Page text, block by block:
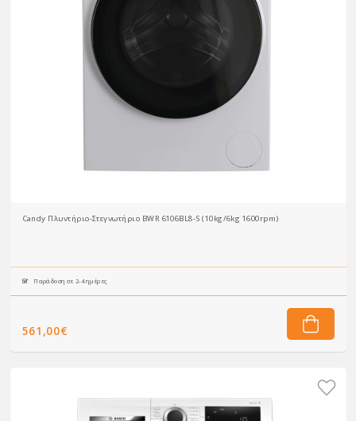
Candy Πλυντήριο-Στεγνωτήριο BWR 6106BL8-S (10kg/6kg 1600rpm)
Παράδοση σε 2-4 ημέρες
561,00€